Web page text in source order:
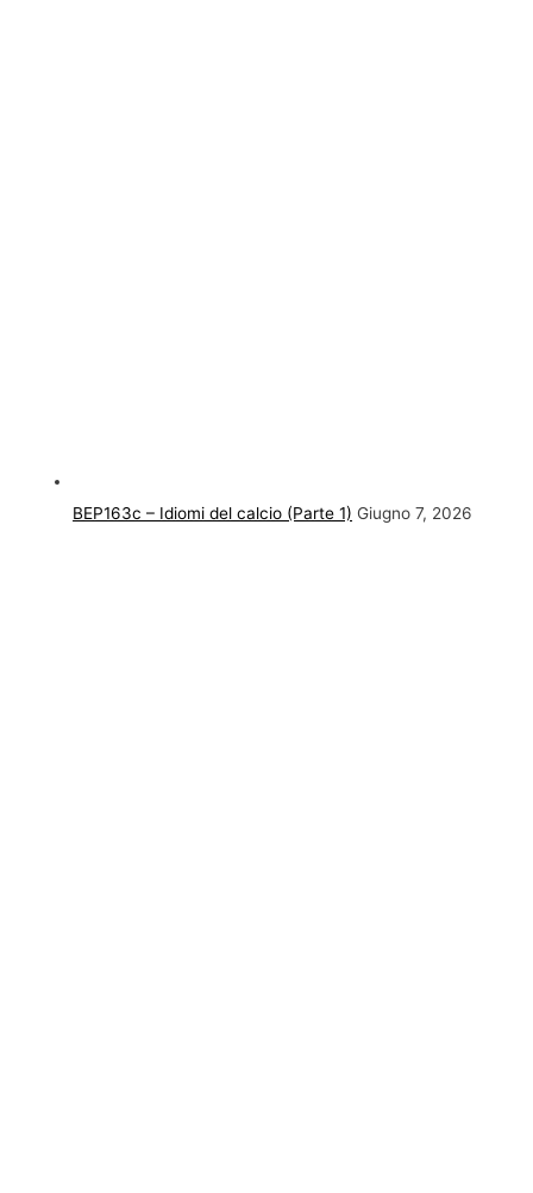
BEP163c – Idiomi del calcio (Parte 1) Giugno 7, 2026